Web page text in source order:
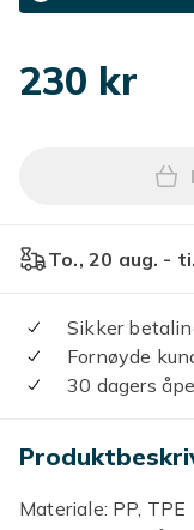
230 kr
To., 20 aug. -
Sikker
Fornøyde
30 dagers
Materiale: PP, TPE